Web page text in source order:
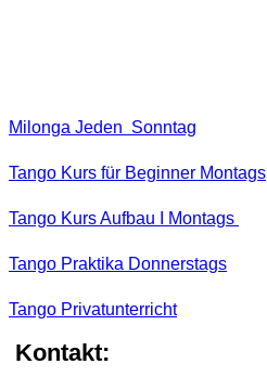
Milonga Jeden Sonntag
Tango Kurs für Beginner Montags
Tango Kurs Aufbau I Montags
Tango Praktika Donnerstags
Tango Privatunterricht
Kontakt: